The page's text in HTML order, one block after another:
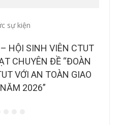
sự kiện
TẠI CHUNG KẾT
KHỞI NGHIỆP, ĐỔI MỚI
LẦN IV, NĂM